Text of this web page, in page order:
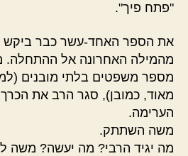
"פתח פיך".
את הספר האחד-עשר כבר ביקש
מהמילה האחרונה אל ההתחלה.
מספר משפטים בלתי מובנים
מאוד, כמובן), סגר הרב את
הערימה.
משה השתתק.
מה יגיד הרבי? מה יעשה? משה